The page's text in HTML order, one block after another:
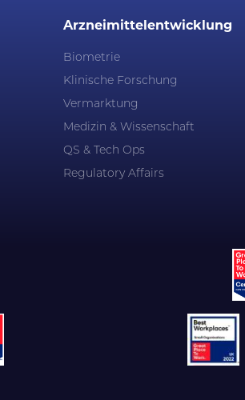
Arzneimittelentwicklung
Biometrie
Klinische Forschung
Vermarktung
Medizin & Wissenschaft
QS & Tech Ops
Regulatory Affairs